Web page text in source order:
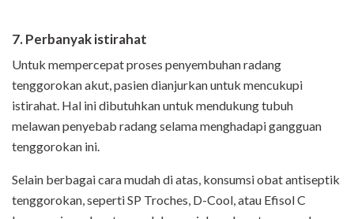
7. Perbanyak istirahat
Untuk mempercepat proses penyembuhan radang
tenggorokan akut, pasien dianjurkan untuk mencukupi
istirahat. Hal ini dibutuhkan untuk mendukung tubuh
melawan penyebab radang selama menghadapi gangguan
tenggorokan ini.
Selain berbagai cara mudah di atas, konsumsi obat antiseptik
tenggorokan, sepertiSP Troches, D-Cool, atau Efisol C